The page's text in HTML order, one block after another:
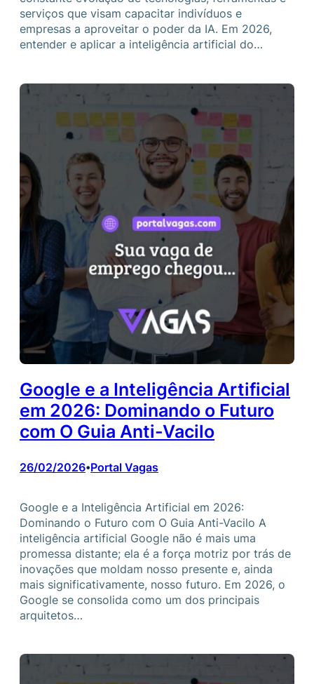
serviços que visam capacitar indivíduos e
empresas a aproveitar o poder da IA. Em 2026,
entender e aplicar a inteligência artificial do…
Google e a Inteligência Artificial
em 2026: Dominando o Futuro
com O Guia Anti-Vacilo
26/02/2026•Portal Vagas
Google e a Inteligência Artificial em 2026:
Dominando o Futuro com O Guia Anti-Vacilo A
inteligência artificial Google não é mais uma
promessa distante; ela é a força motriz por trás de
inovações que moldam nosso presente e, ainda
mais significativamente, nosso futuro. Em 2026, o
Google se consolida como um dos principais
arquitetos…